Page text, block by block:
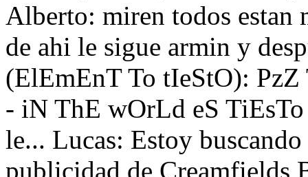
Alberto : miren todos
de ahi le sigue armin y
(ElEmEnT To tIeStO) :
- iN ThE wOrLd eS TiE
le... Lucas : Estoy
publicidad de